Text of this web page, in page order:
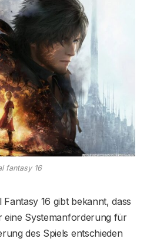
fantasy 16
16 gibt bekannt, dass
eine Systemanforderung für
des Spiels entschieden